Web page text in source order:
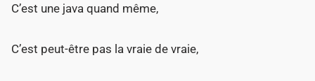
C’est une java quand même,
C’est peut-être pas la vraie de vraie,